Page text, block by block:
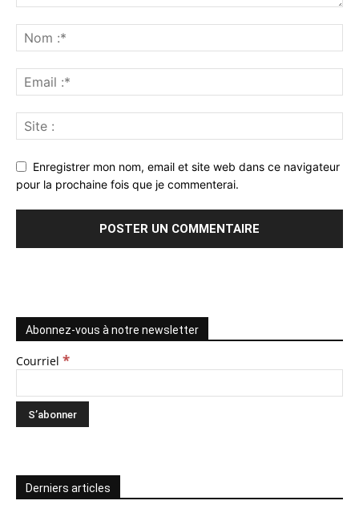
Enregistrer mon nom, email et site web dans ce navigateur
pour la prochaine fois que je commenterai.
Abonnez-vous à notre newsletter
Courriel *
Derniers articles